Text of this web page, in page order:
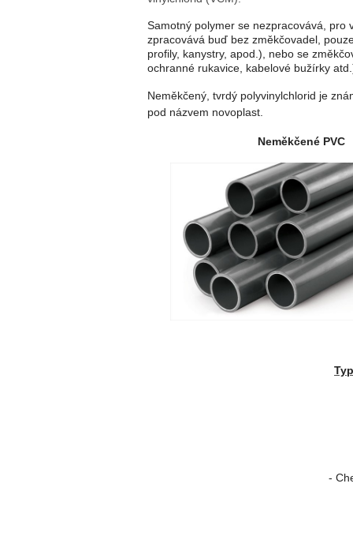
Samotný polymer se nezpracovává, pro
zpracovává buď bez změkčovadel,
profily, kanystry, apod.), nebo se
ochranné rukavice, kabelové bužírky
Neměkčený, tvrdý polyvinylchlorid je
pod názvem novoplast.
Neměkčené PVC
-